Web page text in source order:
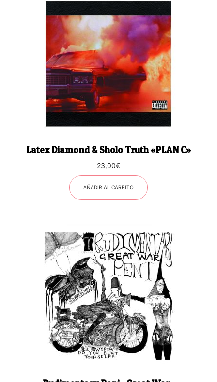
Latex Diamond & Sholo Truth «PLAN C»
23,00€
AÑADIR AL CARRITO